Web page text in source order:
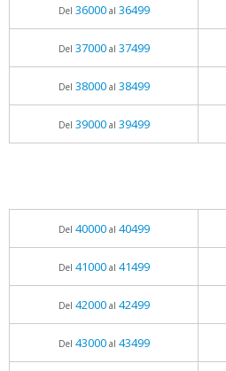
Del 36000al 36499
Del 37000al 37499
Del 38000al 38499
Del 39000al 39499
Del 40000al 40499
Del 41000al 41499
Del 42000al 42499
Del 43000al 43499